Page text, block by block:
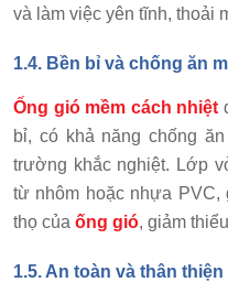
và làm việc yên tĩnh, thoải
1.4. Bền bỉ và chống ăn
Ống gió mềm cách nhiệt
bỉ, có khả năng chống
trường khắc nghiệt. Lớp
từ nhôm hoặc nhựa
thọ của ống gió, giảm
1.5. An toàn và thân